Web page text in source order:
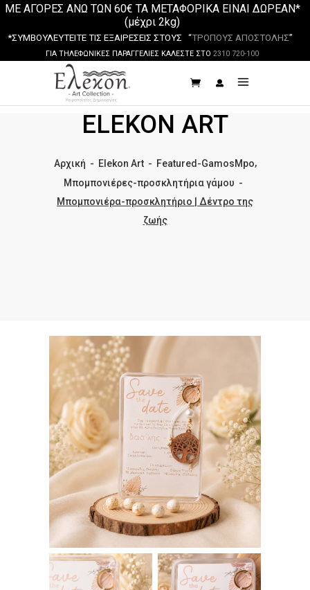
ΜΕ ΑΓΟΡΕΣ ΑΝΩ ΤΩΝ 60€ ΤΑ ΜΕΤΑΦΟΡΙΚΑ ΕΙΝΑΙ ΔΩΡΕΑΝ*
(μέχρι 2kg)
*ΣΥΜΒΟΥΛΕΥΤΕΙΤΕ ΤΙΣ ΕΞΑΙΡΕΣΕΙΣ ΣΤΟΥΣ “ΤΡΟΠΟΥΣ ΑΠΟΣΤΟΛΗΣ”
ΓΙΑ ΤΗΛΕΦΩΝΙΚΕΣ ΠΑΡΑΓΓΕΛΙΕΣ ΚΑΛΕΣΤΕ ΣΤΟ 2310 720-100
ELEKON ART
Αρχική - Elekon Art- Featured-GamosMpo,
Μπομπονιέρες-προσκλητήρια γάμου -
Μπομπονιέρα-προσκλητήριο | Δέντρο της
ζωής